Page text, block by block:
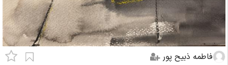
فاطمه ذبیح پور